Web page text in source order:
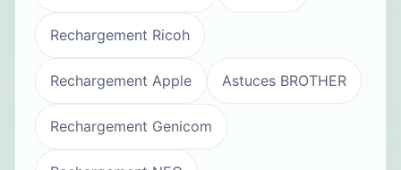
Rechargement Ricoh
Rechargement Apple Astuces BROTHER
Rechargement Genicom